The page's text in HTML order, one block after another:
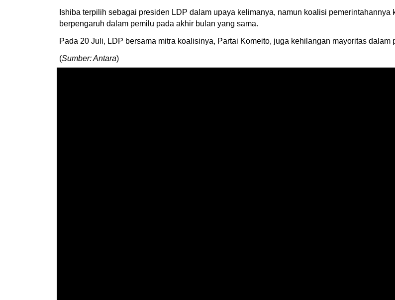
Ishiba terpilih sebagai presiden LDP dalam upaya kelimanya, namun koalisi
berpengaruh dalam pemilu pada akhir bulan yang sama.
Pada 20 Juli, LDP bersama mitra koalisinya, Partai Komeito, juga kehilangan mayoritas dalam
(Sumber: Antara)